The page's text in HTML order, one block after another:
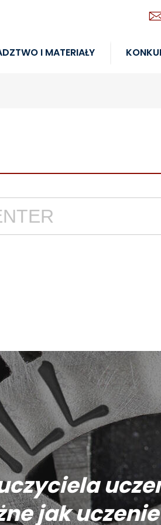
I MATERIAŁY
jak